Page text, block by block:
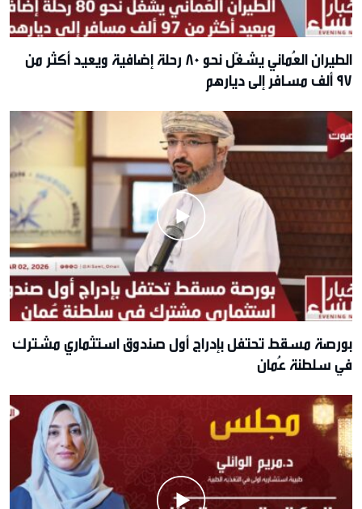
الطيران العُماني يشغّل نحو 80 رحلة إضافية ويعيد أكثر من
97 ألف مسافر إلى ديارهم
بورصة مسقط تحتفل بإدراج أول صندوق استثماري مشترك
في سلطنة عُمان